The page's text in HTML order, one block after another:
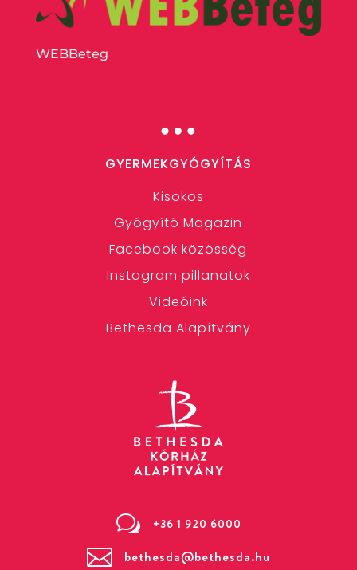
WEBBeteg
…
GYERMEKGYÓGYÍTÁS
Kisokos
Gyógyító Magazin
Facebook közösség
Instagram pillanatok
Videóink
Bethesda Alapítvány
w +36 1 920 6000
 bethesda@bethesda.hu